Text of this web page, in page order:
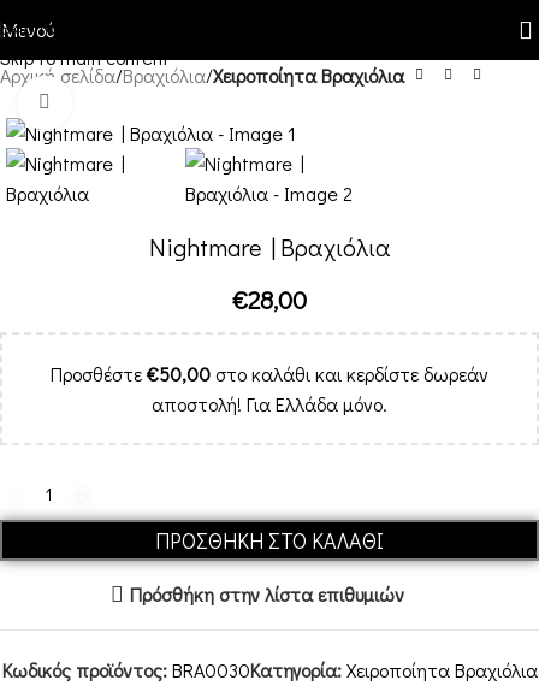
Skip to navigation
Skip to main content
Μενού
Αρχική σελίδα Βραχιόλια Χειροποίητα Βραχιόλια
Nightmare | Βραχιόλια
€28,00
Προσθέστε€50,00στο καλάθι και κερδίστε δωρεάν
αποστολή! Για Ελλάδα μόνο.
ΠΡΟΣΘΉΚΗ ΣΤΟ ΚΑΛΆΘΙ
Πρόσθήκη στην λίστα επιθυμιών
Κωδικός προϊόντος:BRA0030Κατηγορία: Χειροποίητα Βραχιόλια